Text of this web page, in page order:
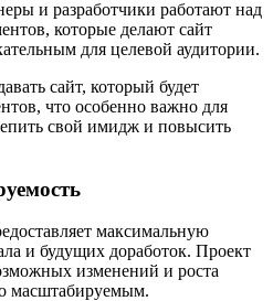
и разработчики работают над
которые делают сайт
для целевой аудитории.
сайт, который будет
что особенно важно для
свой имидж и повысить
максимальную
и будущих доработок. Проект
изменений и роста
масштабируемым.